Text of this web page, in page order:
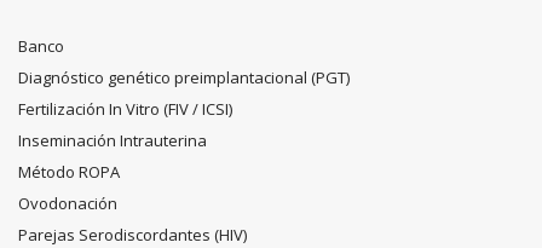
Banco
Diagnóstico genético preimplantacional (PGT)
Fertilización In Vitro (FIV / ICSI)
Inseminación Intrauterina
Método ROPA
Ovodonación
Parejas Serodiscordantes (HIV)